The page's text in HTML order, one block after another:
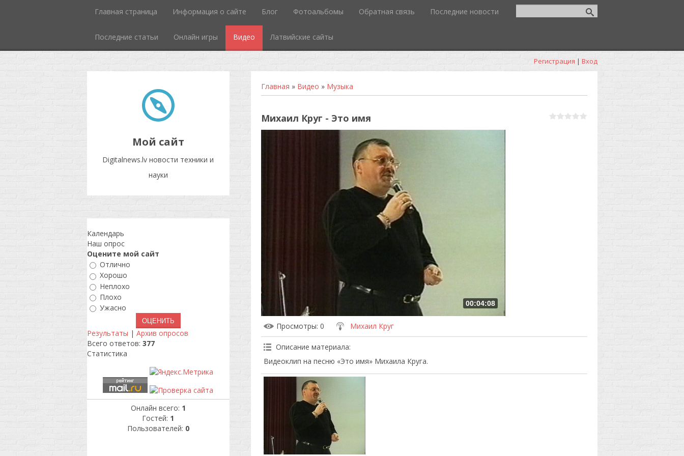
Главная страница Информация о сайте Блог Фотоальбомы Обратная связь Последние новости
Последние статьи Онлайн игры Видео Латвийские сайты
Регистрация | Вход
Мой сайт
Digitalnews.lv новости техники и
науки
Главная » Видео » Музыка
Михаил Круг - Это имя
00:04:08
Просмотры: 0 Михаил Круг
Описание материала:
Видеоклип на песню «Это имя» Михаила Круга.
Календарь
Наш опрос
Оцените мой сайт
Отлично
Хорошо
Неплохо
Плохо
Ужасно
Результаты | Архив опросов
Всего ответов: 377
Статистика
Онлайн всего: 1
Гостей: 1
Пользователей: 0